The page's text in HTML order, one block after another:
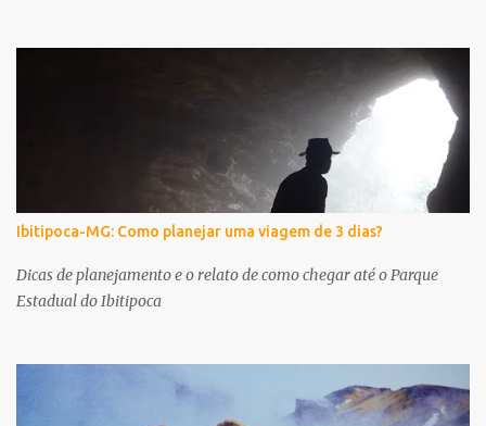
Ibitipoca-MG: Como planejar uma viagem de 3 dias?
Dicas de planejamento e o relato de como chegar até o Parque
Estadual do Ibitipoca